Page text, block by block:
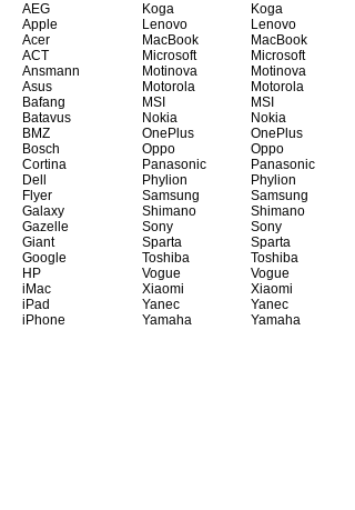
AEG
Apple
Acer
ACT
Ansmann
Asus
Bafang
Batavus
BMZ
Bosch
Cortina
Dell
Flyer
Galaxy
Gazelle
Giant
Google
HP
iMac
iPad
iPhone
Koga
Lenovo
MacBook
Microsoft
Motinova
Motorola
MSI
Nokia
OnePlus
Oppo
Panasonic
Phylion
Samsung
Shimano
Sony
Sparta
Toshiba
Vogue
Xiaomi
Yanec
Yamaha
Koga
Lenovo
MacBook
Microsoft
Motinova
Motorola
MSI
Nokia
OnePlus
Oppo
Panasonic
Phylion
Samsung
Shimano
Sony
Sparta
Toshiba
Vogue
Xiaomi
Yanec
Yamaha